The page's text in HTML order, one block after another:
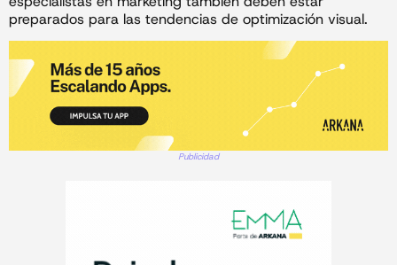
preparados para las tendencias de optimización visual.
Publicidad